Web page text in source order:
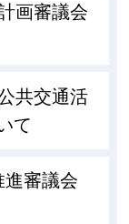
画審議会
共交通活
て
審議会